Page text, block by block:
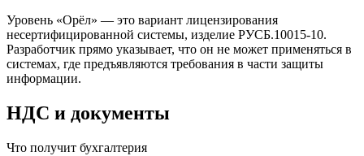
Уровень «Орёл» — это вариант лицензирования
несертифицированной системы, изделие РУСБ.10015-10.
Разработчик прямо указывает, что он не может применяться в
системах, где предъявляются требования в части защиты
информации.
НДС и документы
Что получит бухгалтерия